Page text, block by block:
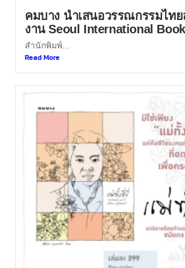
คมบาง นำเสนอวรรณกรรมไท
งาน Seoul International
สำนักพิมพ์...
Read More